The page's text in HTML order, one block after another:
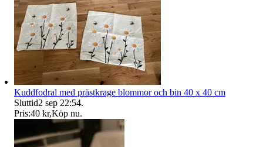
Kuddfodral med prästkrage blommor och bin 40 x 40 cm
Sluttid2 sep 22:54.
Pris:40 kr,Köp nu.